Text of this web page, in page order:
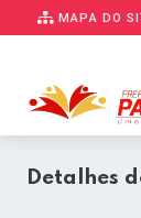
MAPA DO
Detalhes